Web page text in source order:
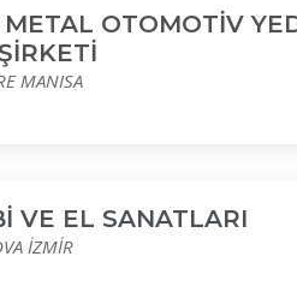
OTOMOTİV
MANISA
VE EL SANATLARI
İZMİR